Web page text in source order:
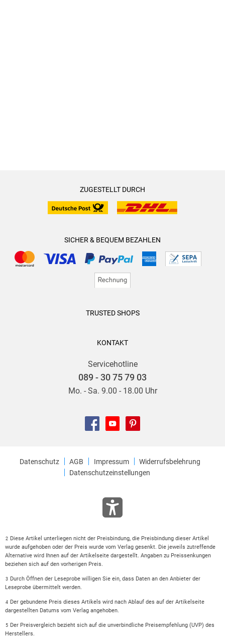
ZUGESTELLT DURCH
SICHER & BEQUEM BEZAHLEN
TRUSTED SHOPS
KONTAKT
Servicehotline
089 - 30 75 79 03
Mo. - Sa. 9.00 - 18.00 Uhr
Datenschutz AGB Impressum
Widerrufsbelehrung
Datenschutzeinstellungen
2 Diese Artikel unterliegen nicht der Preisbindung, die Preisbindung dieser Artikel
wurde aufgehoben oder der Preis wurde vom Verlag gesenkt. Die jeweils zutreffende
Alternative wird Ihnen auf der Artikelseite dargestellt. Angaben zu Preissenkungen
beziehen sich auf den vorherigen Preis.
3 Durch Öffnen der Leseprobe willigen Sie ein, dass Daten an den Anbieter der
Leseprobe übermittelt werden.
4 Der gebundene Preis dieses Artikels wird nach Ablauf des auf der Artikelseite
dargestellten Datums vom Verlag angehoben.
5 Der Preisvergleich bezieht sich auf die unverbindliche Preisempfehlung (UVP) des
Herstellers.